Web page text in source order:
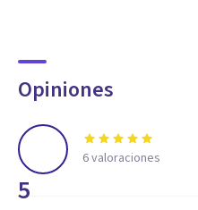
Opiniones
5
6valoraciones